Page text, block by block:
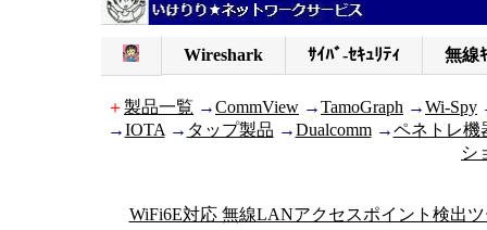
Wireshark ｻｲﾊﾞ-ｾｷｭﾘﾃｨ 無線
＋製品一覧 →CommView →TamoGraph →Wi-Spy
→IOTA → タップ製品 →Dualcomm→ペネトレ機
シ
WiFi6E対応 無線LANアクセスポイント検出